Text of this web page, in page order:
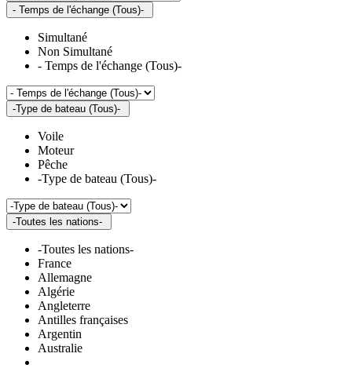
- Temps de l'échange (Tous)-
Simultané
Non Simultané
- Temps de l'échange (Tous)-
-Type de bateau (Tous)-
Voile
Moteur
Pêche
-Type de bateau (Tous)-
-Toutes les nations-
-Toutes les nations-
France
Allemagne
Algérie
Angleterre
Antilles françaises
Argentin
Australie